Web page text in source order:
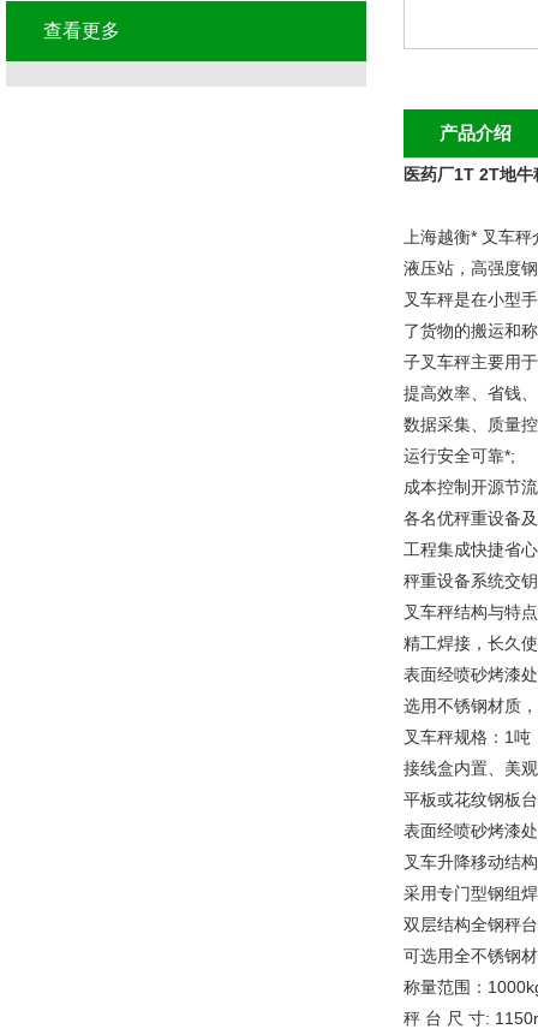
产品介绍
医药厂1T 2T地
上海越衡* 叉车
液压站，高强度
叉车秤是在小型
了货物的搬运和
子叉车秤主要用
提高效率、省钱
数据采集、质量
运行安全可靠*;
成本控制开源节
各名优秤重设备
工程集成快捷省
秤重设备系统交
叉车秤结构与特
精工焊接，长久
表面经喷砂烤漆
选用不锈钢材质
叉车秤规格：1吨
接线盒内置、美
平板或花纹钢板
表面经喷砂烤漆
叉车升降移动结
采用专门型钢组
双层结构全钢秤
可选用全不锈钢
称量范围：
秤 台 尺 寸:
查看更多